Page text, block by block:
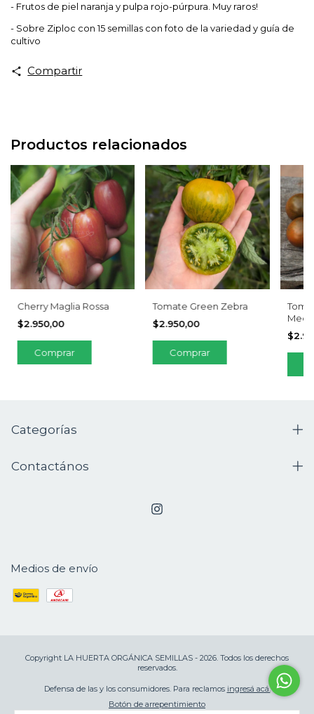
- Frutos de piel naranja y pulpa rojo-púrpura. Muy raros!
- Sobre Ziploc con 15 semillas con foto de la variedad y guía de
cultivo
Compartir
Productos relacionados
Cherry Maglia Rossa
$2.950,00
Tomate Green Zebra
$2.950,00
Categorías
Contactános
Medios de envío
Copyright LA HUERTA ORGÁNICA SEMILLAS - 2026. Todos los derechos
reservados.
Defensa de las y los consumidores. Para reclamos ingresá acá.
Botón de arrepentimiento